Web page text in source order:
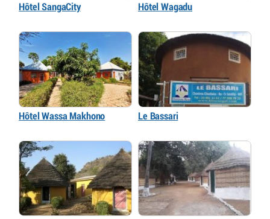
Hôtel SangaCity Hôtel Wagadu
Hôtel Wassa Makhono Le Bassari